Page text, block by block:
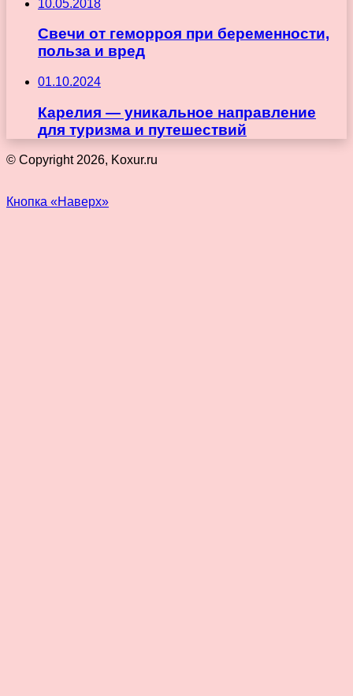
10.05.2018
Свечи от геморроя при беременности,
польза и вред
01.10.2024
Карелия — уникальное направление
для туризма и путешествий
© Copyright 2026, Koxur.ru
Кнопка «Наверх»